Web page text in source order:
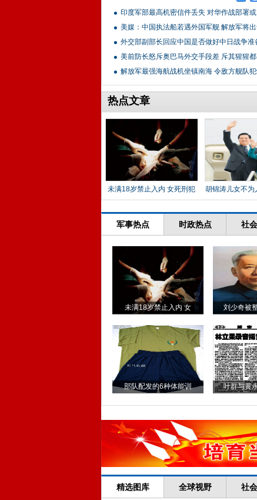
印度军部最高机密信件丢失 对华作战部署
美媒：中国执法船若遇外国军舰 解放军将
外交部副部长回应中国是否做好中日战争准
美前防长怒斥奥巴马外交手段差 斥其猩猩
解放军最强海航战机坐镇南海 令敌方舰队
热点文章
未满18岁禁止入内 女死刑犯 胡锦涛儿女不为